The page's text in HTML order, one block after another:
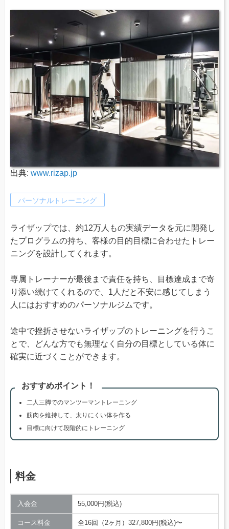
出典: www.rizap.jp
パーソナルトレーニング
ライザップでは、約12万人もの実績データを元に開発し
たプログラムの持ち、客様の目的目標に合わせたトレー
ニングを設計してくれます。
専属トレーナーが最後まで責任を持ち、目標達成まで寄
り添い続けてくれるので、1人だと不安に感じてしまう
人にはおすすめのパーソナルジムです。
途中で挫折させないライザップのトレーニングを行うこ
とで、どんな方でも無理なく自分の目標としている体に
確実に近づくことができます。
おすすめポイント！
二人三脚でのマンツーマントレーニング
筋肉を維持して、太りにくい体を作る
目標に向けて段階的にトレーニング
料金
入会金 55,000円(税込)
コース料金 全16回（2ヶ月）327,800円(税込)〜